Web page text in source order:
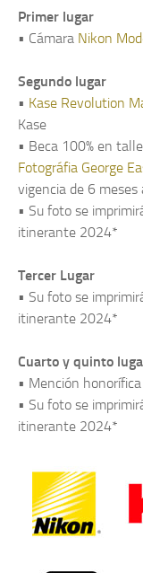
Primer lugar
• Cámara Nikon
Segundo lugar
• Kase Revolution
Kase
• Beca 100% en
Fotográfia George
vigencia de 6
• Su foto se
itinerante 2024*
Tercer Lugar
• Su foto se
itinerante 2024*
Cuarto y quinto
• Mención honorífica
• Su foto se
itinerante 2024*